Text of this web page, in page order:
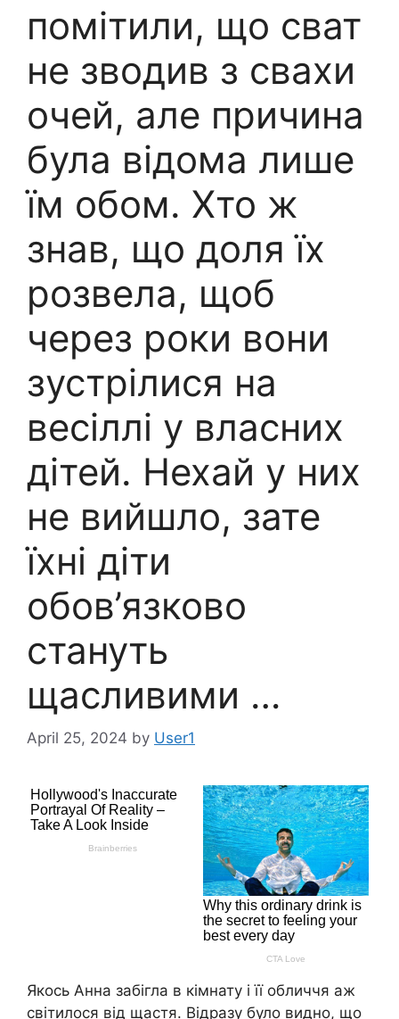
помітили, що сват
не зводив з свахи
очей, але причина
була відома лише
їм обом. Хто ж
знав, що доля їх
розвела, щоб
через роки вони
зустрілися на
весіллі у власних
дітей. Нехай у них
не вийшло, зате
їхні діти
обов’язково
стануть
щасливими …
April 25, 2024 by User1
Якось Анна забігла в кімнату і її обличчя аж
світилося від щастя. Відразу було видно, що